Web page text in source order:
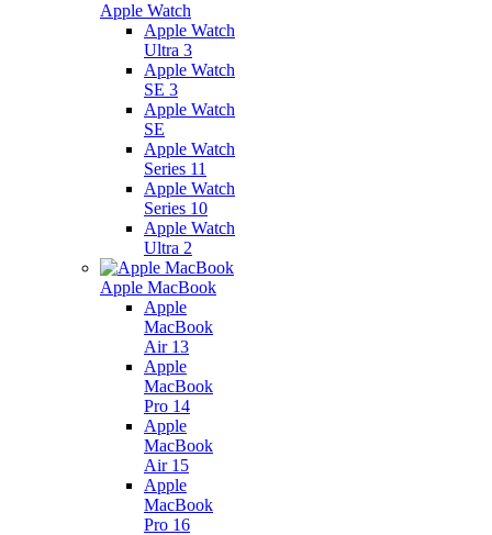
Apple Watch
Apple Watch
Ultra 3
Apple Watch
SE 3
Apple Watch
SE
Apple Watch
Series 11
Apple Watch
Series 10
Apple Watch
Ultra 2
Apple MacBook
Apple
MacBook
Air 13
Apple
MacBook
Pro 14
Apple
MacBook
Air 15
Apple
MacBook
Pro 16